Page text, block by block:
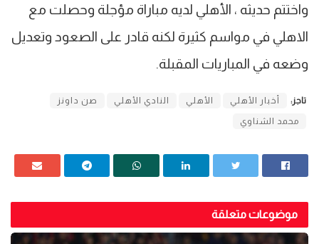
واختتم حديثه ، الأهلي لديه مباراة مؤجلة وحصلت مع
الاهلي في مواسم كثيرة لكنه قادر على الصعود وتعديل
وضعه في المباريات المقبلة.
تاجز: أخبار الأهلي الأهلي النادي الأهلي صن داونز
محمد الشناوي
موضوعات متعلقة